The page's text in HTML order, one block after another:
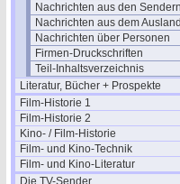
Nachrichten aus den Sendern
Nachrichten aus dem Ausland
Nachrichten über Personen
Firmen-Druckschriften
Teil-Inhaltsverzeichnis
Literatur, Bücher + Prospekte
Film-Historie 1
Film-Historie 2
Kino- / Film-Historie
Film- und Kino-Technik
Film- und Kino-Literatur
Die TV-Sender